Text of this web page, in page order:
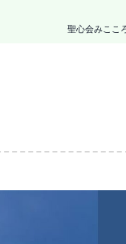
聖心会みここ